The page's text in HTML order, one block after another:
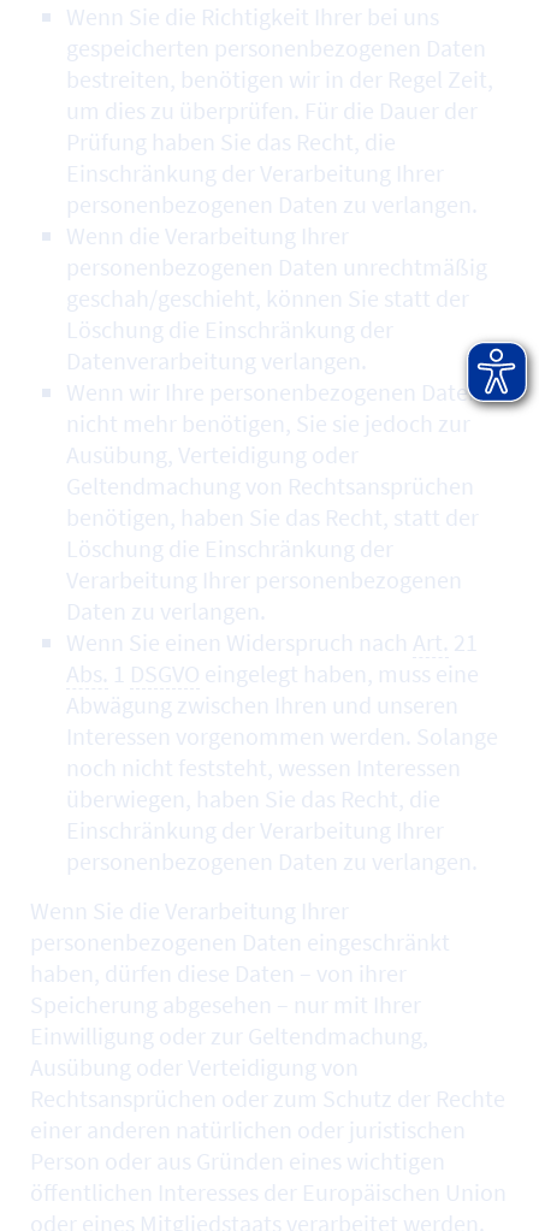
Wenn Sie die Richtigkeit Ihrer bei uns
gespeicherten personenbezogenen Daten
bestreiten, benötigen wir in der Regel Zeit,
um dies zu überprüfen. Für die Dauer der
Prüfung haben Sie das Recht, die
Einschränkung der Verarbeitung Ihrer
personenbezogenen Daten zu verlangen.
Wenn die Verarbeitung Ihrer
personenbezogenen Daten unrechtmäßig
geschah/geschieht, können Sie statt der
Löschung die Einschränkung der
Datenverarbeitung verlangen.
Wenn wir Ihre personenbezogenen Daten
nicht mehr benötigen, Sie sie jedoch zur
Ausübung, Verteidigung oder
Geltendmachung von Rechtsansprüchen
benötigen, haben Sie das Recht, statt der
Löschung die Einschränkung der
Verarbeitung Ihrer personenbezogenen
Daten zu verlangen.
Wenn Sie einen Widerspruch nach Art. 21
Abs. 1 DSGVO eingelegt haben, muss eine
Abwägung zwischen Ihren und unseren
Interessen vorgenommen werden. Solange
noch nicht feststeht, wessen Interessen
überwiegen, haben Sie das Recht, die
Einschränkung der Verarbeitung Ihrer
personenbezogenen Daten zu verlangen.
Wenn Sie die Verarbeitung Ihrer
personenbezogenen Daten eingeschränkt
haben, dürfen diese Daten – von ihrer
Speicherung abgesehen – nur mit Ihrer
Einwilligung oder zur Geltendmachung,
Ausübung oder Verteidigung von
Rechtsansprüchen oder zum Schutz der Rechte
einer anderen natürlichen oder juristischen
Person oder aus Gründen eines wichtigen
öffentlichen Interesses der Europäischen Union
oder eines Mitgliedstaats verarbeitet werden.